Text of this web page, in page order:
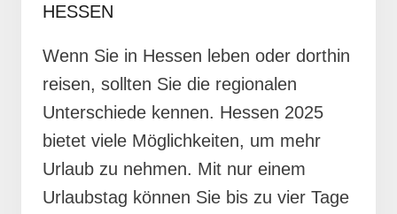
HESSEN
Wenn Sie in Hessen leben oder dorthin
reisen, sollten Sie die regionalen
Unterschiede kennen. Hessen 2025
bietet viele Möglichkeiten, um mehr
Urlaub zu nehmen. Mit nur einem
Urlaubstag können Sie bis zu vier Tage